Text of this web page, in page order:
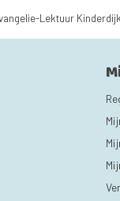
Lektuur